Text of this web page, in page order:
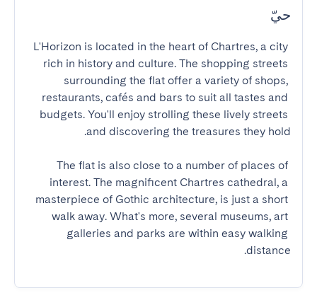
حيّ
L'Horizon is located in the heart of Chartres, a city
rich in history and culture. The shopping streets
surrounding the flat offer a variety of shops,
restaurants, cafés and bars to suit all tastes and
budgets. You'll enjoy strolling these lively streets
The flat is also close to a number of places of
interest. The magnificent Chartres cathedral, a
masterpiece of Gothic architecture, is just a short
walk away. What's more, several museums, art
galleries and parks are within easy walking
distance.